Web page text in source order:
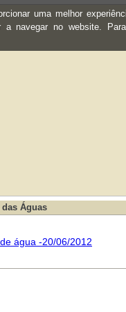
uma melhor
navegar no website.
Águas
água -20/06/2012